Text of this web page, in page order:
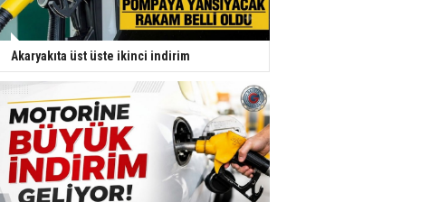
Akaryakıta üst üste ikinci indirim